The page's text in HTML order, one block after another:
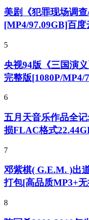
美剧《犯罪现场调
[MP4/97.09GB]百度
5
央视94版《三国演
完整版[1080P/MP4/
6
五月天音乐作品全
损FLAC格式
7
邓紫棋( G.E.M. )出
打包[高品质MP3+
8